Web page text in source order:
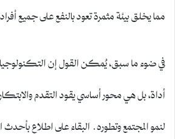
مما يخلق بيئة مثمرة تعود بالنفع على جميع
في ضوء ما سبق، يُمكن القول إن
أداة، بل هي محور أساسي يقود التقدم
لنمو المجتمع وتطوره. البقاء على اطلاع بأحدث